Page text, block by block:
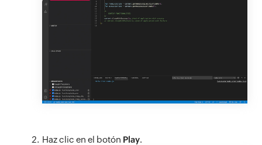
Haz clic en el botón Play.